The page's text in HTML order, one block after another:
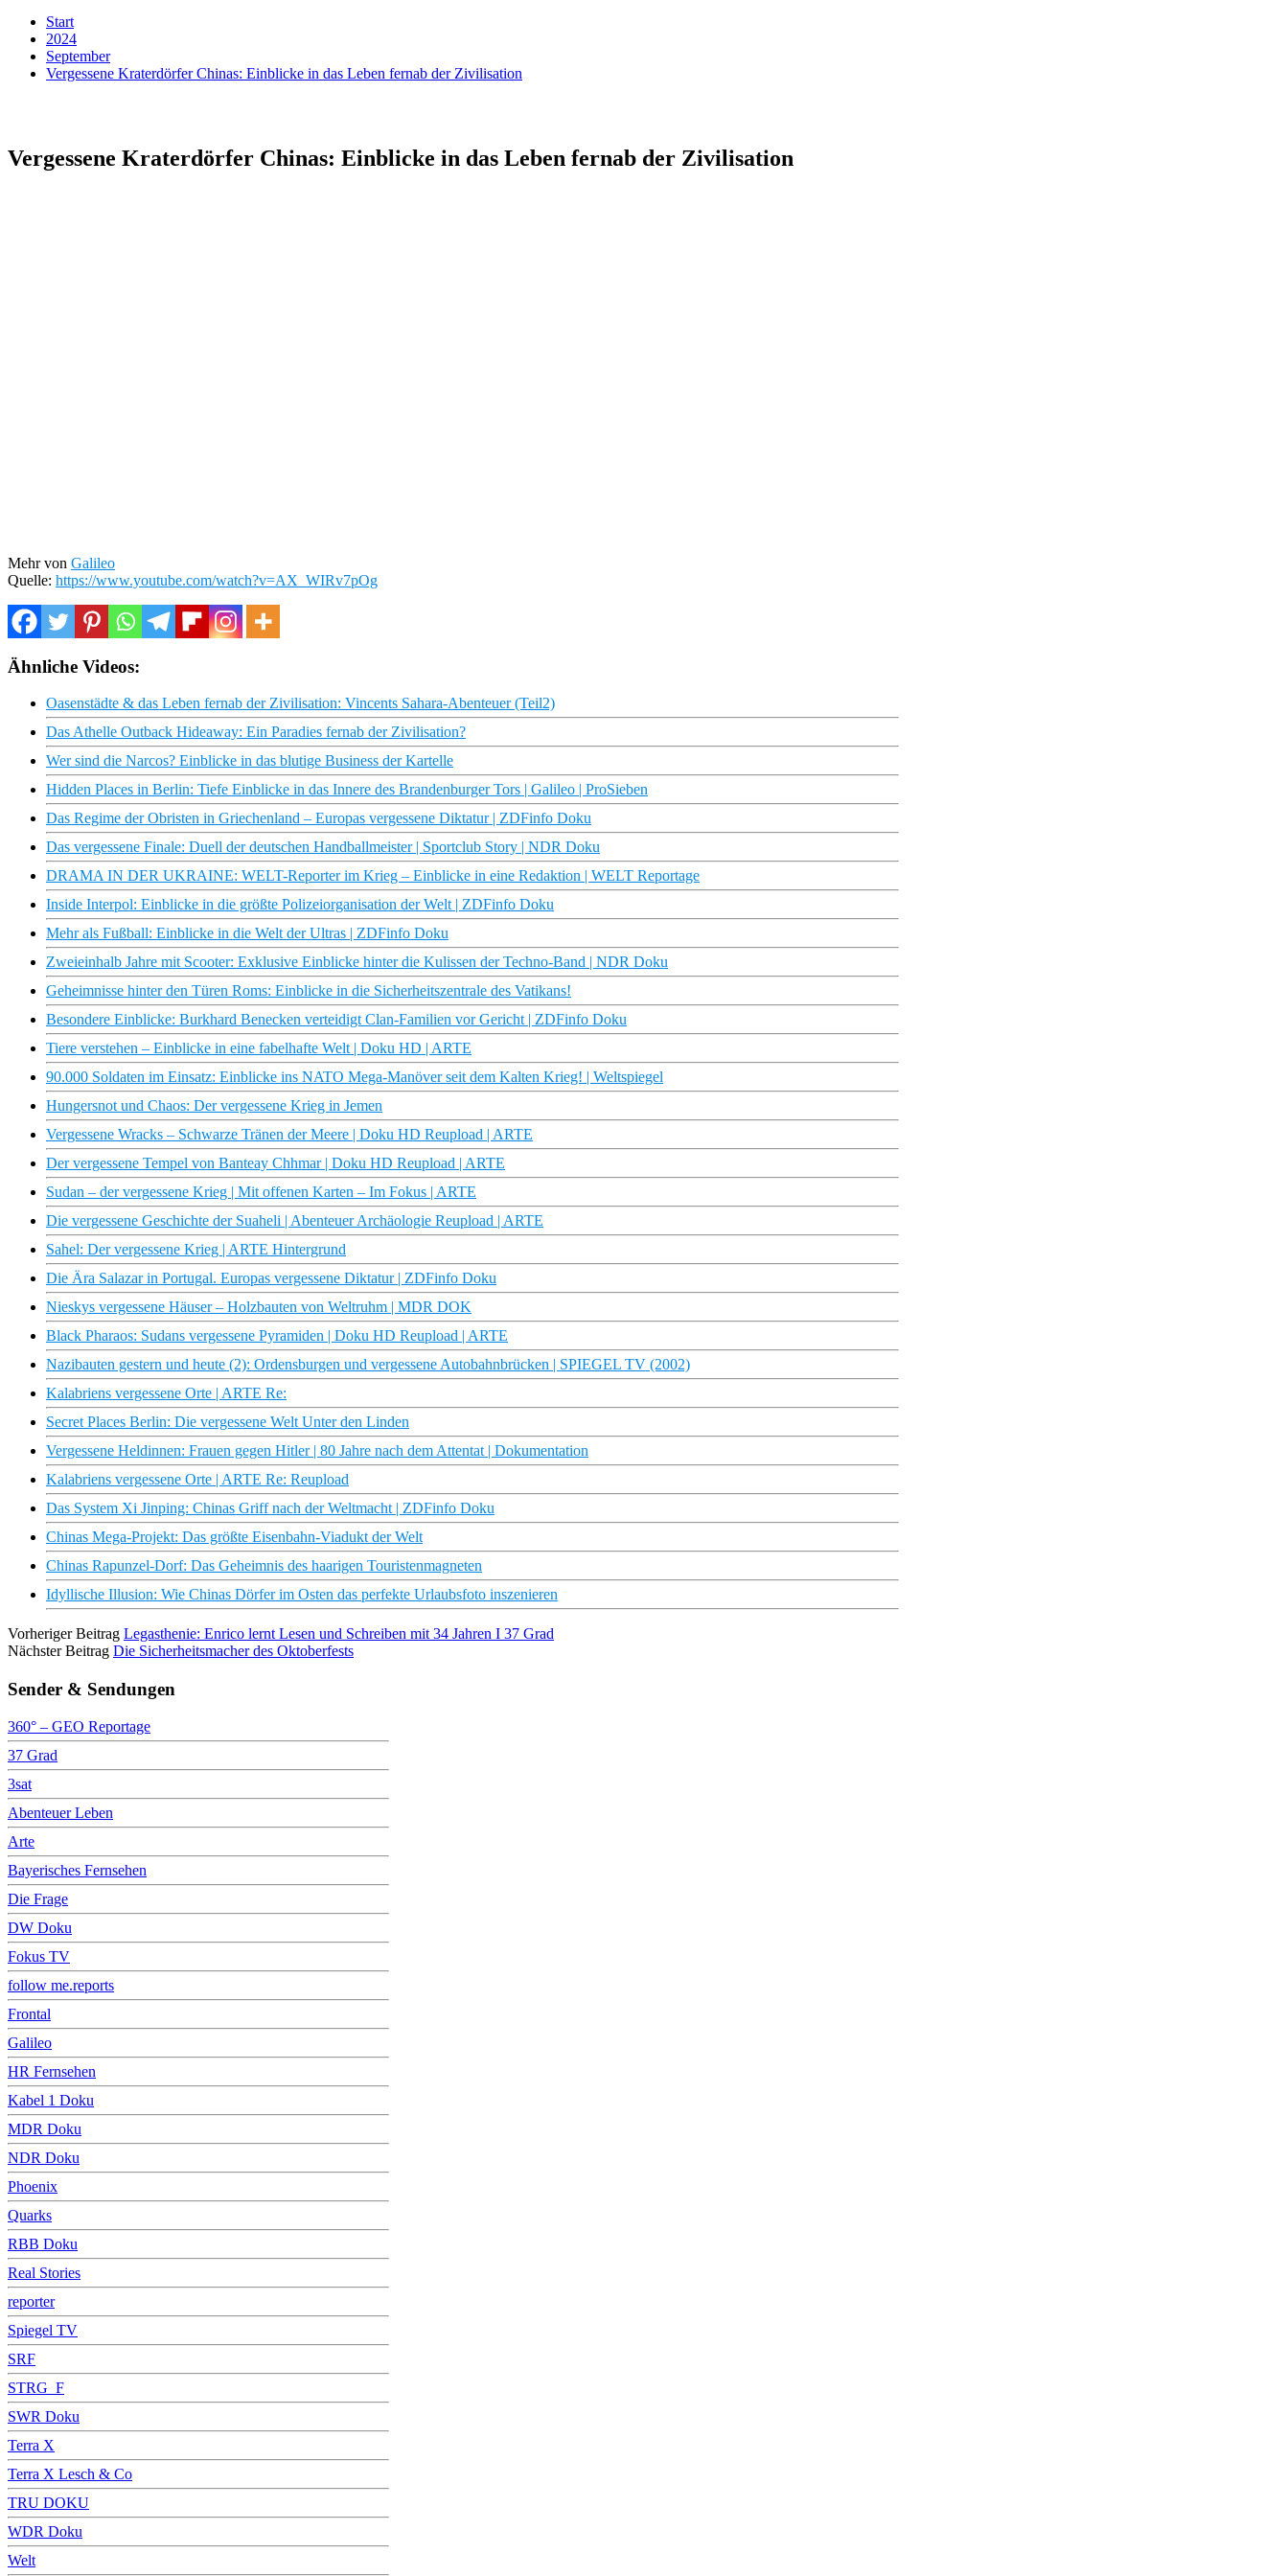
Start
2024
September
Vergessene Kraterdörfer Chinas: Einblicke in das Leben fernab der Zivilisation
Vergessene Kraterdörfer Chinas: Einblicke in das Leben fernab der Zivilisation
Mehr von Galileo
Quelle: https://www.youtube.com/watch?v=AX_WIRv7pOg
Ähnliche Videos:
Oasenstädte & das Leben fernab der Zivilisation: Vincents Sahara-Abenteuer (Teil2)
Das Athelle Outback Hideaway: Ein Paradies fernab der Zivilisation?
Wer sind die Narcos? Einblicke in das blutige Business der Kartelle
Hidden Places in Berlin: Tiefe Einblicke in das Innere des Brandenburger Tors | Galileo | ProSieben
Das Regime der Obristen in Griechenland – Europas vergessene Diktatur | ZDFinfo Doku
Das vergessene Finale: Duell der deutschen Handballmeister | Sportclub Story | NDR Doku
DRAMA IN DER UKRAINE: WELT-Reporter im Krieg – Einblicke in eine Redaktion | WELT Reportage
Inside Interpol: Einblicke in die größte Polizeiorganisation der Welt | ZDFinfo Doku
Mehr als Fußball: Einblicke in die Welt der Ultras | ZDFinfo Doku
Zweieinhalb Jahre mit Scooter: Exklusive Einblicke hinter die Kulissen der Techno-Band | NDR Doku
Geheimnisse hinter den Türen Roms: Einblicke in die Sicherheitszentrale des Vatikans!
Besondere Einblicke: Burkhard Benecken verteidigt Clan-Familien vor Gericht | ZDFinfo Doku
Tiere verstehen – Einblicke in eine fabelhafte Welt | Doku HD | ARTE
90.000 Soldaten im Einsatz: Einblicke ins NATO Mega-Manöver seit dem Kalten Krieg! | Weltspiegel
Hungersnot und Chaos: Der vergessene Krieg in Jemen
Vergessene Wracks – Schwarze Tränen der Meere | Doku HD Reupload | ARTE
Der vergessene Tempel von Banteay Chhmar | Doku HD Reupload | ARTE
Sudan – der vergessene Krieg | Mit offenen Karten – Im Fokus | ARTE
Die vergessene Geschichte der Suaheli | Abenteuer Archäologie Reupload | ARTE
Sahel: Der vergessene Krieg | ARTE Hintergrund
Die Ära Salazar in Portugal. Europas vergessene Diktatur | ZDFinfo Doku
Nieskys vergessene Häuser – Holzbauten von Weltruhm | MDR DOK
Black Pharaos: Sudans vergessene Pyramiden | Doku HD Reupload | ARTE
Nazibauten gestern und heute (2): Ordensburgen und vergessene Autobahnbrücken | SPIEGEL TV (2002)
Kalabriens vergessene Orte | ARTE Re:
Secret Places Berlin: Die vergessene Welt Unter den Linden
Vergessene Heldinnen: Frauen gegen Hitler | 80 Jahre nach dem Attentat | Dokumentation
Kalabriens vergessene Orte | ARTE Re: Reupload
Das System Xi Jinping: Chinas Griff nach der Weltmacht | ZDFinfo Doku
Chinas Mega-Projekt: Das größte Eisenbahn-Viadukt der Welt
Chinas Rapunzel-Dorf: Das Geheimnis des haarigen Touristenmagneten
Idyllische Illusion: Wie Chinas Dörfer im Osten das perfekte Urlaubsfoto inszenieren
Vorheriger Beitrag Legasthenie: Enrico lernt Lesen und Schreiben mit 34 Jahren I 37 Grad
Nächster Beitrag Die Sicherheitsmacher des Oktoberfests
Sender & Sendungen
360° – GEO Reportage
37 Grad
3sat
Abenteuer Leben
Arte
Bayerisches Fernsehen
Die Frage
DW Doku
Fokus TV
follow me.reports
Frontal
Galileo
HR Fernsehen
Kabel 1 Doku
MDR Doku
NDR Doku
Phoenix
Quarks
RBB Doku
Real Stories
reporter
Spiegel TV
SRF
STRG_F
SWR Doku
Terra X
Terra X Lesch & Co
TRU DOKU
WDR Doku
Welt